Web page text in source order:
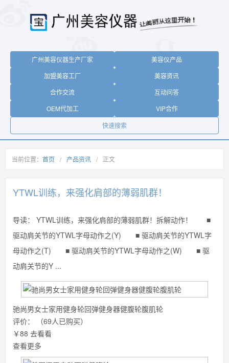
广州美容仪器生产厂家
美容仪产品
加盟美容工厂
美容资讯
合作交流
互动问答
OEM代加工
VIP合作
快速搜索
当前位置： 首页 / 产品资讯 / 正文
YTWL训练，来强化肩部的薄弱肌群！
导读：
YTWL训练，来强化肩部的薄弱肌群！拆解动作！ ■
驱动肩关节的YTWL字母动作之(Y) ■ 驱动肩关节的YTWL字
母动作之(T) ■ 驱动肩关节的YTWL字母动作之(W) ■ 驱
动肩关节的Y ...
驰尚男女士家用健身轮回弹健身器健腹轮腹肌轮
评价：
（69人已购买）
￥88 去看看
查看更多